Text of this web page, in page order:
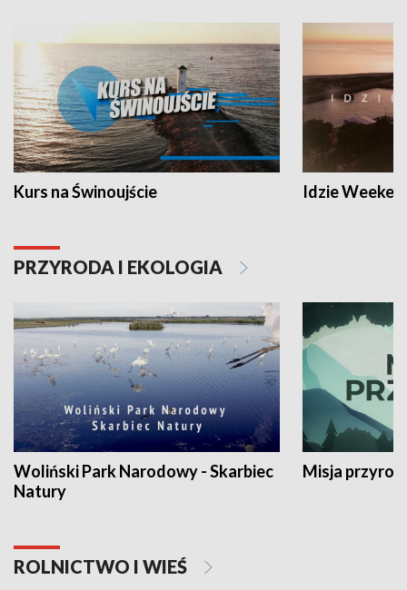
Kurs na Świnoujście Idzie
PRZYRODA I EKOLOGIA
Woliński Park Narodowy - Skarbiec
Natury
Misja
ROLNICTWO I WIEŚ